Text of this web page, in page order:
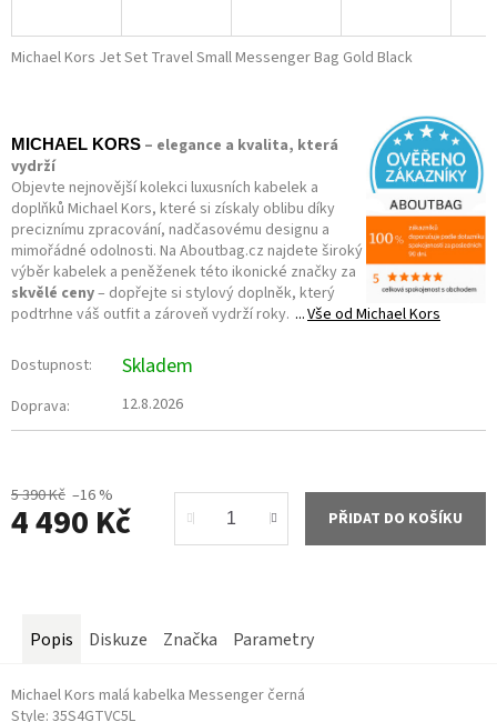
Michael Kors Jet Set Travel Small Messenger Bag Gold Black
5 390 Kč –16 %
4 490 Kč PŘIDAT DO KOŠÍKU
MICHAEL KORS – elegance a kvalita, která
vydrží
Objevte nejnovější kolekci luxusních kabelek a
doplňků Michael Kors, které si získaly oblibu díky
preciznímu zpracování, nadčasovému designu a
mimořádné odolnosti. Na Aboutbag.cz najdete široký
výběr kabelek a peněženek této ikonické značky za
skvělé ceny– dopřejte si stylový doplněk, který
podtrhne váš outfit a zároveň vydrží roky.
Vše odMichael Kors
Dostupnost: Skladem
Doprava: 12.8.2026
Popis Diskuze Značka Parametry
Michael Kors malá kabelka Messenger černá
Style: 35S4GTVC5L